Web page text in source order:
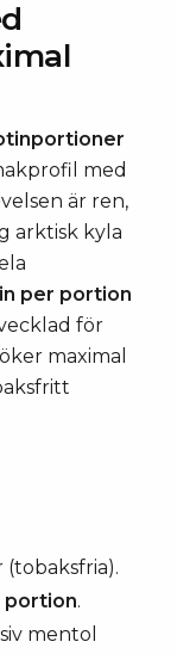
med
är ren,
arktisk kyla
per portion
för
maximal
portion.
mentol